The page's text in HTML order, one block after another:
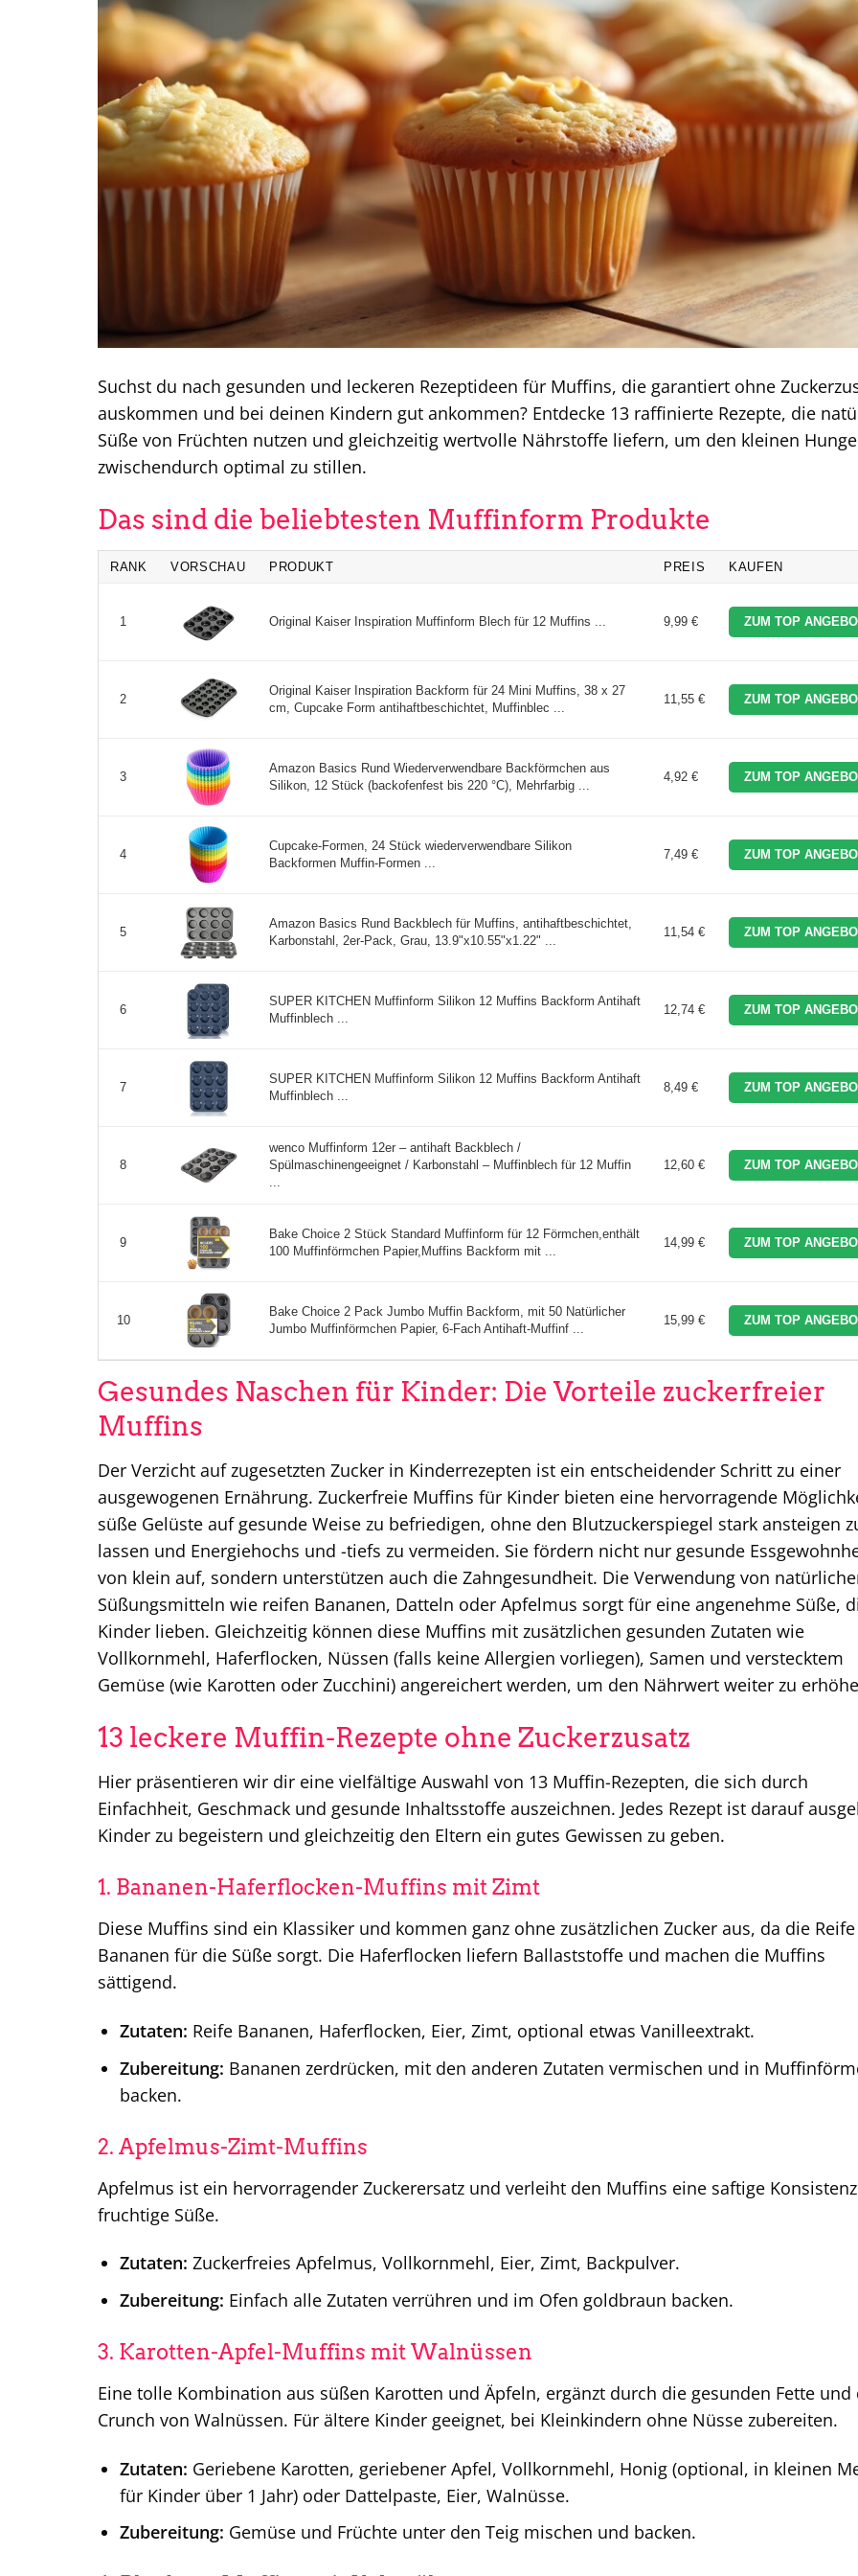
Suchst du nach gesunden und leckeren Rezeptideen für Muffins, die garantiert ohne
auskommen und bei deinen Kindern gut ankommen? Entdecke 13 raffinierte Rezepte, die
Süße von Früchten nutzen und gleichzeitig wertvolle Nährstoffe liefern, um den kleinen
zwischendurch optimal zu stillen.
Das sind die beliebtesten Muffinform Produkte
RANK VORSCHAU PRODUKT PREIS KAUFEN
1 Original Kaiser Inspiration Muffinform Blech für 12 Muffins ... 9,99 € ZUM TOP
2
Original Kaiser Inspiration Backform für 24 Mini Muffins, 38 x 27
cm, Cupcake Form antihaftbeschichtet, Muffinblec ...
11,55 € ZUM TOP
3
Amazon Basics Rund Wiederverwendbare Backförmchen aus
Silikon, 12 Stück (backofenfest bis 220 °C), Mehrfarbig ...
4,92 € ZUM TOP
4
Cupcake-Formen, 24 Stück wiederverwendbare Silikon
Backformen Muffin-Formen ...
7,49 € ZUM TOP
5
Amazon Basics Rund Backblech für Muffins, antihaftbeschichtet,
Karbonstahl, 2er-Pack, Grau, 13.9"x10.55"x1.22" ...
11,54 € ZUM TOP
6
SUPER KITCHEN Muffinform Silikon 12 Muffins Backform Antihaft
Muffinblech ...
12,74 € ZUM TOP
7
SUPER KITCHEN Muffinform Silikon 12 Muffins Backform Antihaft
Muffinblech ...
8,49 € ZUM TOP
8
wenco Muffinform 12er – antihaft Backblech /
Spülmaschinengeeignet / Karbonstahl – Muffinblech für 12 Muffin
...
12,60 € ZUM TOP
9
Bake Choice 2 Stück Standard Muffinform für 12 Förmchen,enthält
100 Muffinförmchen Papier,Muffins Backform mit ...
14,99 € ZUM TOP
10
Bake Choice 2 Pack Jumbo Muffin Backform, mit 50 Natürlicher
Jumbo Muffinförmchen Papier, 6-Fach Antihaft-Muffinf ...
15,99 € ZUM TOP
Gesundes Naschen für Kinder: Die Vorteile zuckerfreier
Muffins
Der Verzicht auf zugesetzten Zucker in Kinderrezepten ist ein entscheidender Schritt zu einer
ausgewogenen Ernährung. Zuckerfreie Muffins für Kinder bieten eine hervorragende
süße Gelüste auf gesunde Weise zu befriedigen, ohne den Blutzuckerspiegel stark ansteigen
lassen und Energiehochs und -tiefs zu vermeiden. Sie fördern nicht nur gesunde
von klein auf, sondern unterstützen auch die Zahngesundheit. Die Verwendung von
Süßungsmitteln wie reifen Bananen, Datteln oder Apfelmus sorgt für eine angenehme Süße,
Kinder lieben. Gleichzeitig können diese Muffins mit zusätzlichen gesunden Zutaten wie
Vollkornmehl, Haferflocken, Nüssen (falls keine Allergien vorliegen), Samen und verstecktem
Gemüse (wie Karotten oder Zucchini) angereichert werden, um den Nährwert weiter zu
13 leckere Muffin-Rezepte ohne Zuckerzusatz
Hier präsentieren wir dir eine vielfältige Auswahl von 13 Muffin-Rezepten, die sich durch
Einfachheit, Geschmack und gesunde Inhaltsstoffe auszeichnen. Jedes Rezept ist darauf
Kinder zu begeistern und gleichzeitig den Eltern ein gutes Gewissen zu geben.
1. Bananen-Haferflocken-Muffins mit Zimt
Diese Muffins sind ein Klassiker und kommen ganz ohne zusätzlichen Zucker aus, da die
Bananen für die Süße sorgt. Die Haferflocken liefern Ballaststoffe und machen die Muffins
sättigend.
Zutaten: Reife Bananen, Haferflocken, Eier, Zimt, optional etwas Vanilleextrakt.
Zubereitung: Bananen zerdrücken, mit den anderen Zutaten vermischen und in
backen.
2. Apfelmus-Zimt-Muffins
Apfelmus ist ein hervorragender Zuckerersatz und verleiht den Muffins eine saftige
fruchtige Süße.
Zutaten: Zuckerfreies Apfelmus, Vollkornmehl, Eier, Zimt, Backpulver.
Zubereitung: Einfach alle Zutaten verrühren und im Ofen goldbraun backen.
3. Karotten-Apfel-Muffins mit Walnüssen
Eine tolle Kombination aus süßen Karotten und Äpfeln, ergänzt durch die gesunden Fette und
Crunch von Walnüssen. Für ältere Kinder geeignet, bei Kleinkindern ohne Nüsse zubereiten.
Zutaten: Geriebene Karotten, geriebener Apfel, Vollkornmehl, Honig (optional, in kleinen
für Kinder über 1 Jahr) oder Dattelpaste, Eier, Walnüsse.
Zubereitung: Gemüse und Früchte unter den Teig mischen und backen.